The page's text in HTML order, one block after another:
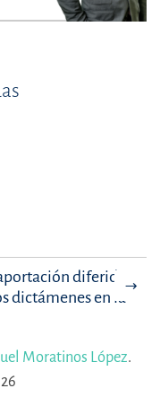
diferida y
dictámenes en la
Moratinos López.